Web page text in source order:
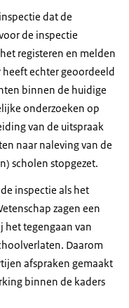
dat de
de inspectie
registeren en melden
echter geoordeeld
binnen de huidige
onderzoeken op
van de uitspraak
naar naleving van de
scholen stopgezet.
inspectie als het
zagen een
het tegengaan van
Daarom
afspraken gemaakt
binnen de kaders